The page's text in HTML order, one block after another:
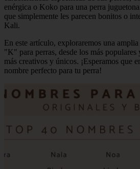
enérgica o Koko para una perra
que simplemente les parecen bonitos o
Kali.
En este artículo, exploraremos una
"K" para perras, desde los más populares
más creativos y únicos. ¡Esperamos que
nombre perfecto para tu perra!